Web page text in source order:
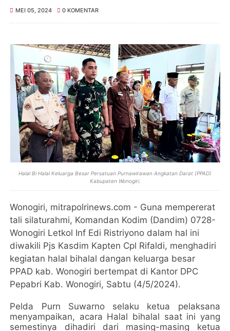
MEI 05, 2024 0 KOMENTAR
Halal Bi Halal Keluarga Besar Persatuan Purnawirawan Angkatan Darat (PPAD)
Kabupaten Wonogiri.
Wonogiri, mitrapolrinews.com - Guna mempererat
tali silaturahmi, Komandan Kodim (Dandim) 0728-
Wonogiri Letkol Inf Edi Ristriyono dalam hal ini
diwakili Pjs Kasdim Kapten Cpl Rifaldi, menghadiri
kegiatan halal bihalal dangan keluarga besar
PPAD kab. Wonogiri bertempat di Kantor DPC
Pepabri Kab. Wonogiri, Sabtu (4/5/2024).
Pelda Purn Suwarno selaku ketua pelaksana
menyampaikan, acara Halal bihalal saat ini yang
semestinya dihadiri dari masing-masing ketua